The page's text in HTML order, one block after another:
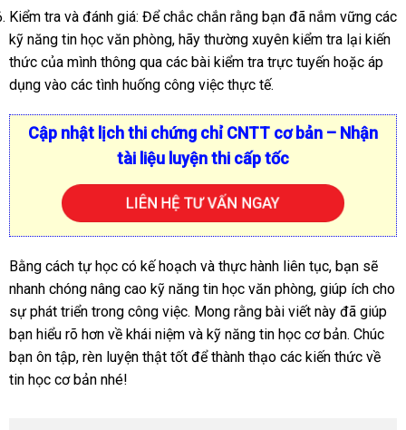
Kiểm tra và đánh giá: Để chắc chắn rằng bạn đã nắm vững các
kỹ năng tin học văn phòng, hãy thường xuyên kiểm tra lại kiến
thức của mình thông qua các bài kiểm tra trực tuyến hoặc áp
dụng vào các tình huống công việc thực tế.
Cập nhật lịch thi chứng chỉ CNTT cơ bản – Nhận
tài liệu luyện thi cấp tốc
LIÊN HỆ TƯ VẤN NGAY
Bằng cách tự học có kế hoạch và thực hành liên tục, bạn sẽ
nhanh chóng nâng cao kỹ năng tin học văn phòng, giúp ích cho
sự phát triển trong công việc. Mong rằng bài viết này đã giúp
bạn hiểu rõ hơn về khái niệm và kỹ năng tin học cơ bản. Chúc
bạn ôn tập, rèn luyện thật tốt để thành thạo các kiến thức về
tin học cơ bản nhé!